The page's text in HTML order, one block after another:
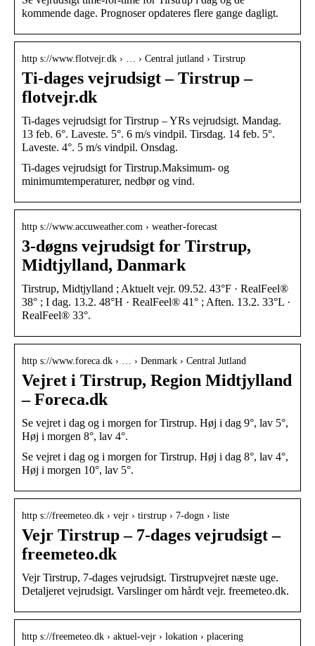
kommende dage. Prognoser opdateres flere gange dagligt.
http s://www.flotvejr.dk › … › Central jutland › Tirstrup
Ti-dages vejrudsigt – Tirstrup –
flotvejr.dk
Ti-dages vejrudsigt for Tirstrup – YRs vejrudsigt. Mandag.
13 feb. 6°. Laveste. 5°. 6 m/s vindpil. Tirsdag. 14 feb. 5°.
Laveste. 4°. 5 m/s vindpil. Onsdag.
Ti-dages vejrudsigt for Tirstrup.Maksimum- og
minimumtemperaturer, nedbør og vind.
http s://www.accuweather.com › weather-forecast
3-døgns vejrudsigt for Tirstrup,
Midtjylland, Danmark
Tirstrup, Midtjylland ; Aktuelt vejr. 09.52. 43°F · RealFeel®
38° ; I dag. 13.2. 48°H · RealFeel® 41° ; Aften. 13.2. 33°L ·
RealFeel® 33°.
http s://www.foreca.dk › … › Denmark › Central Jutland
Vejret i Tirstrup, Region Midtjylland
– Foreca.dk
Se vejret i dag og i morgen for Tirstrup. Høj i dag 9°, lav 5°,
Høj i morgen 8°, lav 4°.
Se vejret i dag og i morgen for Tirstrup. Høj i dag 8°, lav 4°,
Høj i morgen 10°, lav 5°.
http s://freemeteo.dk › vejr › tirstrup › 7-dogn › liste
Vejr Tirstrup – 7-dages vejrudsigt –
freemeteo.dk
Vejr Tirstrup, 7-dages vejrudsigt. Tirstrupvejret næste uge.
Detaljeret vejrudsigt. Varslinger om hårdt vejr. freemeteo.dk.
http s://freemeteo.dk › aktuel-vejr › lokation › placering